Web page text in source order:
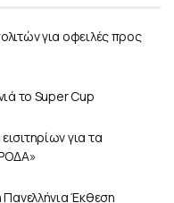
για οφειλές προς
το Super Cup
για τα
Έκθεση